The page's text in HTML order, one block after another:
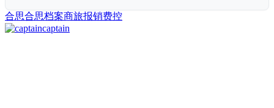
合思合思档案商旅报销费控
captain